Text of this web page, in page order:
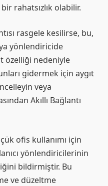
rahatsızlık olabilir.
rasgele kesilirse, bu,
yönlendiricide
özelliği nedeniyle
gidermek için aygıt
veya
Akıllı Bağlantı
ofis kullanımı için
yönlendiricilerinin
bildirmiştir. Bu
ve düzeltme